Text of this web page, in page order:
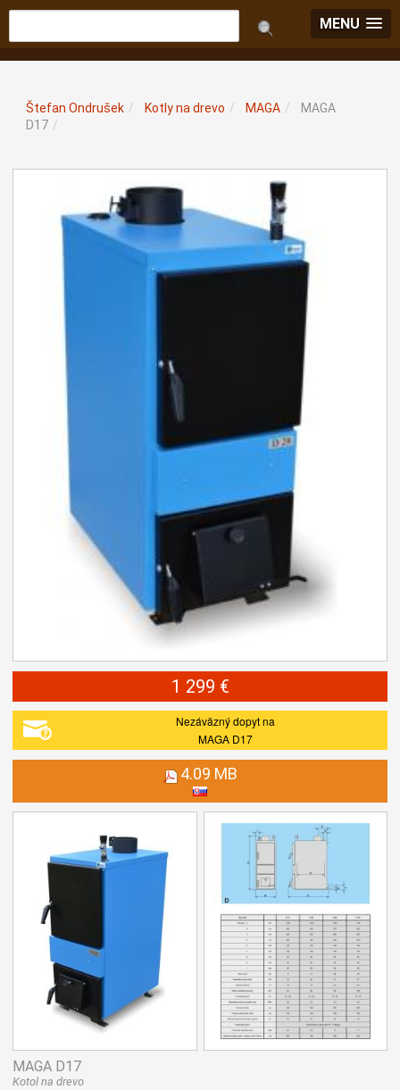
MENU
Štefan Ondrušek / Kotly na drevo / MAGA /
MAGA
D17 /
1 299 €
Nezáväzný dopyt na
MAGA D17
4.09 MB
MAGA D17
Kotol na drevo